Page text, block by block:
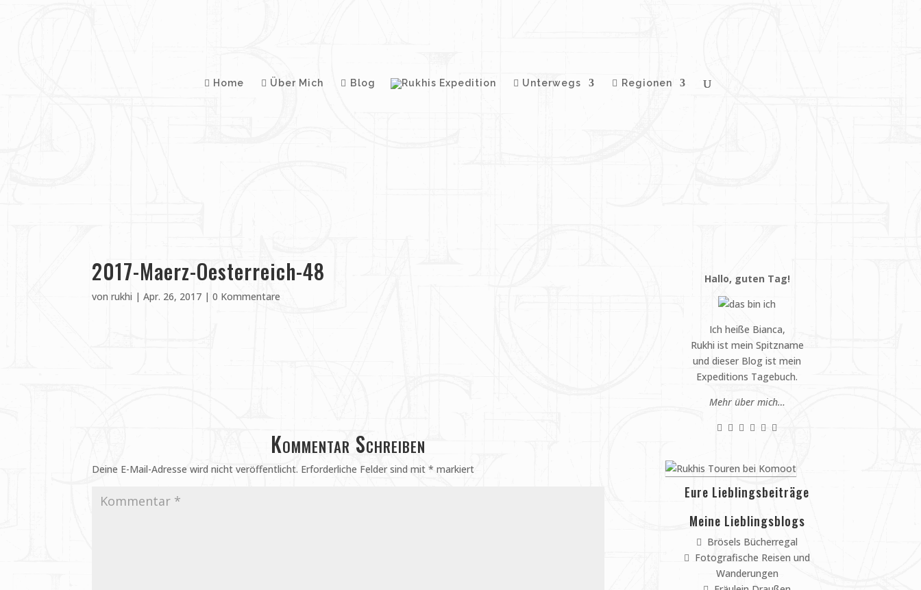
Home Über Mich Blog Unterwegs Regionen
2017-Maerz-Oesterreich-48
vonrukhi |Apr. 26, 2017 |0 Kommentare
Kommentar Schreiben
Deine E-Mail-Adresse wird nicht veröffentlicht. Erforderliche Felder sind mit* markiert
Hallo, guten Tag!
Ich heiße Bianca,
Rukhi ist mein Spitzname
und dieser Blog ist mein
Expeditions Tagebuch.
Mehr über mich…
Eure Lieblingsbeiträge
Meine Lieblingsblogs
Brösels Bücherregal
Fotografische Reisen und
Wanderungen